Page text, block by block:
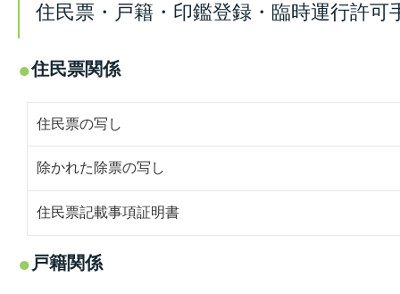
住民票・戸籍・印鑑登録・臨時運行許可
住民票関係
住民票の写し
除かれた除票の写し
住民票記載事項証明書
戸籍関係